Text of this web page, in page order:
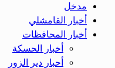
مدخل
أخبار القامشلي
أخبار المحافظات
أخبار الحسكة
أحبار دير الزور